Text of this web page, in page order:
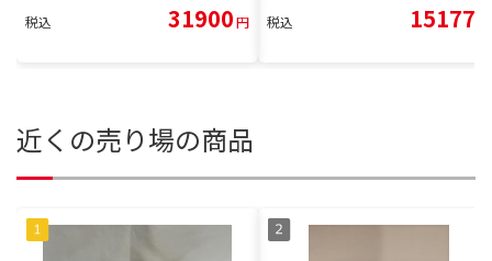
税込 31900円 税込 15177
近くの売り場の商品